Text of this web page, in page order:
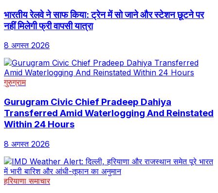
भारतीय रेलवे ने साफ किया: ट्रेन में सो जाने और स्टेशन छूटने पर
नहीं मिलेगी फ्री वापसी यात्रा
8 अगस्त 2026
गुरुग्राम
Gurugram Civic Chief Pradeep Dahiya
Transferred Amid Waterlogging And Reinstated
Within 24 Hours
8 अगस्त 2026
हरियाणा समाचार